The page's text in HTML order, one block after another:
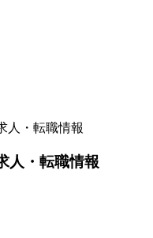
人・転職情報
人・転職情報